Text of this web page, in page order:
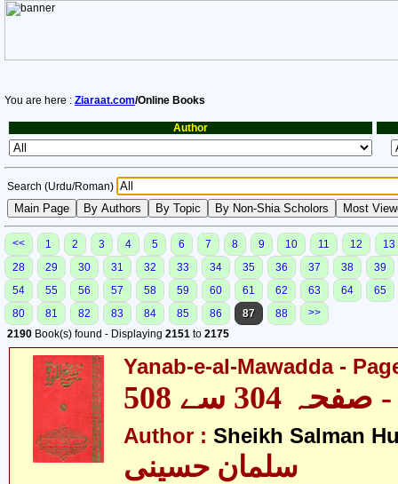
You are here : Ziaraat.com/Online Books
Author
Search (Urdu/Roman)
<< 1 2 3 4 5 6 7 8 9 10 11 12
13
28
29 30 31 32 33 34 35 36 37 38
39
54
55 56 57 58 59 60 61 62 63 64
65
80
81 82 83 84 85 86 87 88
>>
2190 Book(s) found - Displaying 2151 to 2175
Yanab-e-al-Mawadda -
304 سے 508
Author : Sheikh Salman
سلمان حسینی